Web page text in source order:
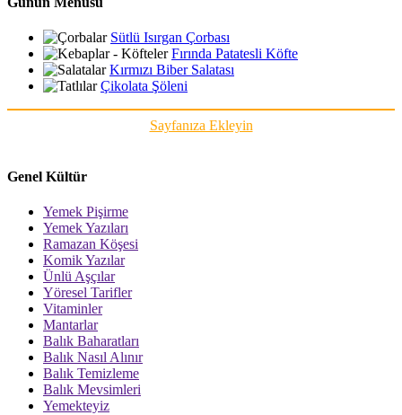
Sütlü Isırgan Çorbası
Fırında Patatesli Köfte
Kırmızı Biber Salatası
Çikolata Şöleni
Sayfanıza Ekleyin
Genel Kültür
Yemek Pişirme
Yemek Yazıları
Ramazan Köşesi
Komik Yazılar
Ünlü Aşçılar
Yöresel Tarifler
Vitaminler
Mantarlar
Balık Baharatları
Balık Nasıl Alınır
Balık Temizleme
Balık Mevsimleri
Yemekteyiz